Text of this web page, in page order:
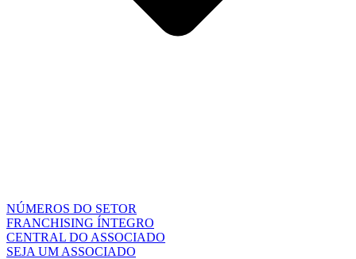
NÚMEROS DO SETOR
FRANCHISING ÍNTEGRO
CENTRAL DO ASSOCIADO
SEJA UM ASSOCIADO